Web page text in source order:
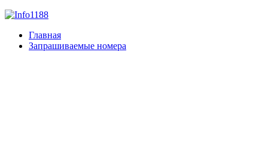
Главная
Запрашиваемые номера